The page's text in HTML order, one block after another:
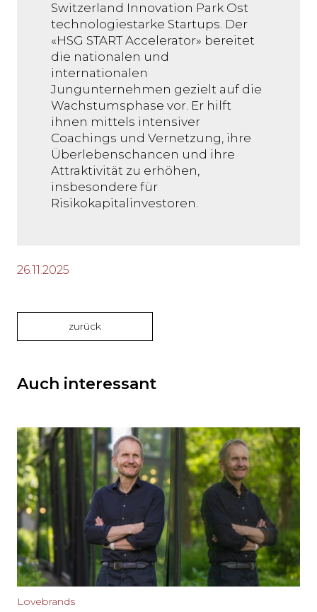
Switzerland Innovation Park Ost
technologiestarke Startups. Der
«HSG START Accelerator» bereitet
die nationalen und
internationalen
Jungunternehmen gezielt auf die
Wachstumsphase vor. Er hilft
ihnen mittels intensiver
Coachings und Vernetzung, ihre
Überlebenschancen und ihre
Attraktivität zu erhöhen,
insbesondere für
Risikokapitalinvestoren.
26.11.2025
zurück
Auch interessant
Lovebrands